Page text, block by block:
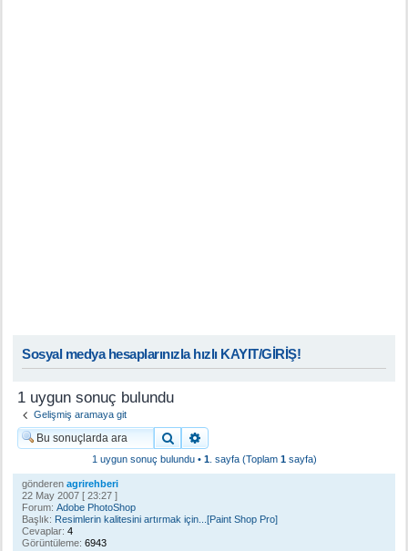
Sosyal medya hesaplarınızla hızlı KAYIT/GİRİŞ!
1 uygun sonuç bulundu
Gelişmiş aramaya git
Ara
1 uygun sonuç bulundu • 1. sayfa (Toplam 1sayfa)
gönderen agrirehberi
22 May 2007 [ 23:27 ]
Forum: Adobe PhotoShop
Başlık: Resimlerin kalitesini artırmak için...[Paint Shop Pro]
Cevaplar: 4
Görüntüleme: 6943